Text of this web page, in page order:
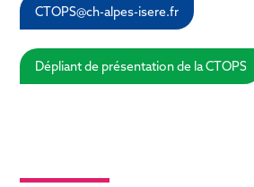
CTOPS@ch-alpes-isere.fr
Dépliant de présentation de la CTOPS